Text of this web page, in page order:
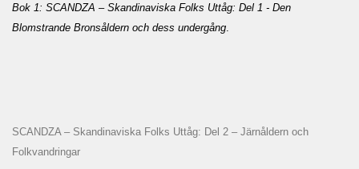
Bok 1: SCANDZA – Skandinaviska Folks Uttåg: Del 1 - Den
Blomstrande Bronsåldern och dess undergång
SCANDZA – Skandinaviska Folks Uttåg: Del 2 – Järnåldern och
Folkvandringar